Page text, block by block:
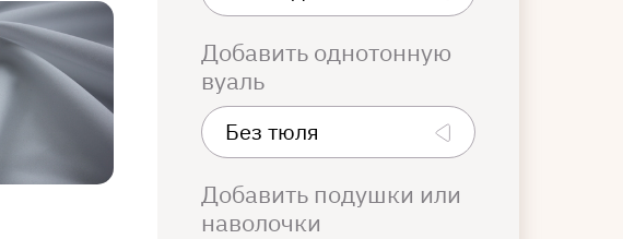
Добавить однотонную
вуаль
Добавить подушки или
наволочки